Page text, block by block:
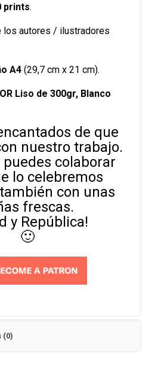
prints.
los autores / ilustradores
A4 (29,7 cm x 21 cm).
Liso de 300gr, Blanco
de que
nuestro trabajo.
colaborar
lo celebremos
con unas
frescas.
y República!
🙂
(0)